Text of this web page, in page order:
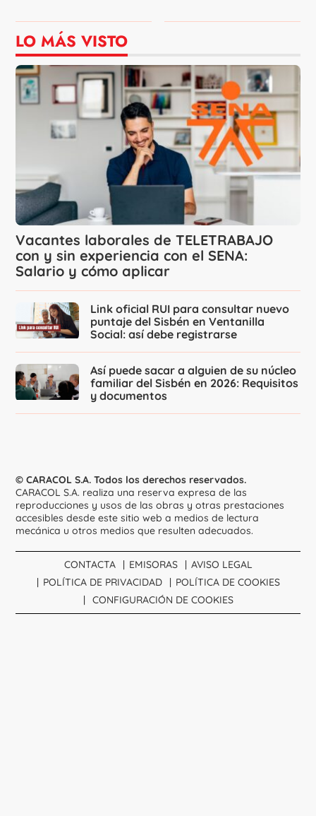
LO MÁS VISTO
Vacantes laborales de TELETRABAJO
con y sin experiencia con el SENA:
Salario y cómo aplicar
Link oficial RUI para consultar nuevo
puntaje del Sisbén en Ventanilla
Social: así debe registrarse
Así puede sacar a alguien de su núcleo
familiar del Sisbén en 2026: Requisitos
y documentos
© CARACOL S.A. Todos los derechos reservados.
CARACOL S.A. realiza una reserva expresa de las
reproducciones y usos de las obras y otras prestaciones
accesibles desde este sitio web a medios de lectura
mecánica u otros medios que resulten adecuados.
CONTACTA EMISORAS
AVISO LEGAL
POLÍTICA DE PRIVACIDAD
POLÍTICA DE COOKIES
CONFIGURACIÓN DE COOKIES